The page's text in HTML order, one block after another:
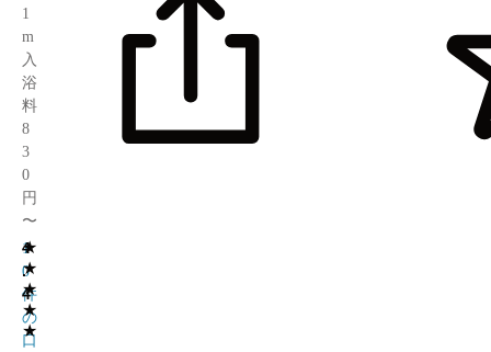
1
m
入
浴
料
8
3
0
円
〜
★
★
★
★
★
4
.
4
1
0
件
の
口